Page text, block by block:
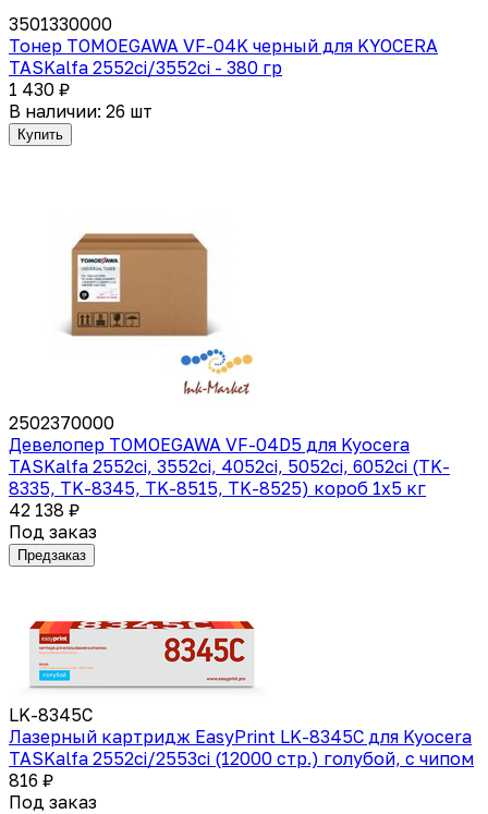
3501330000
Тонер TOMOEGAWA VF-04K черный для KYOCERA
TASKalfa 2552ci/3552ci - 380 гр
1 430 ₽
В наличии: 26 шт
Купить
2502370000
Девелопер TOMOEGAWA VF-04D5 для Kyocera
TASKalfa 2552ci, 3552ci, 4052ci, 5052ci, 6052ci (TK-
8335, TK-8345, TK-8515, TK-8525) короб 1х5 кг
42 138 ₽
Под заказ
Предзаказ
LK-8345C
Лазерный картридж EasyPrint LK-8345C для Kyocera
TASKalfa 2552ci/2553ci (12000 стр.) голубой, с чипом
816 ₽
Под заказ